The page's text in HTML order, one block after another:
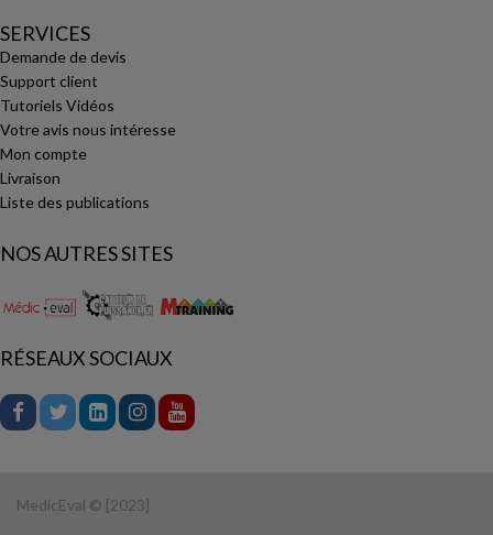
SERVICES
Demande de devis
Support client
Tutoriels Vidéos
Votre avis nous intéresse
Mon compte
Livraison
Liste des publications
NOS AUTRES SITES
RÉSEAUX SOCIAUX
MedicEval © [2023]